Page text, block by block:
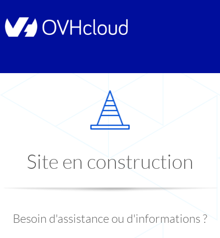
Site en construction
Besoin d'assistance ou d'informations ?